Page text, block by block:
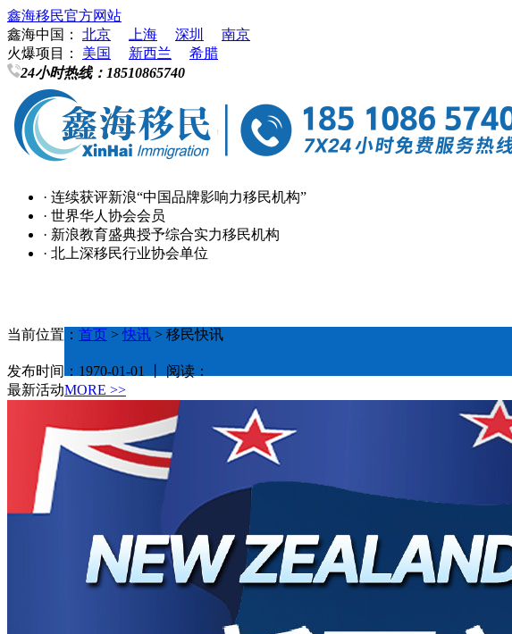
鑫海移民官方网站
鑫海中国：
北京 上海 深圳
南京
火爆项目：
美国 新西兰
希腊
24小时热线： 18510865740
· 连续获评新浪“中国品牌影响力移民机构”
· 世界华人协会会员
· 新浪教育盛典授予综合实力移民机构
· 北上深移民行业协会单位
当前位置： 首页 >快讯 > 移民快讯
发布时间：1970-01-01 丨 阅读：
最新活动MORE >>